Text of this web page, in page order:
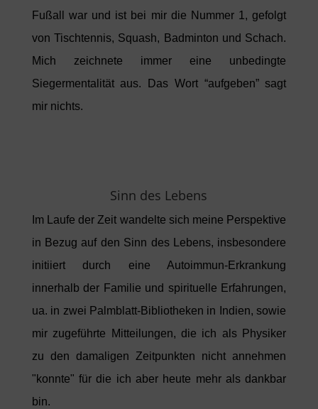
Fußall war und ist bei mir die Nummer 1, gefolgt
von Tischtennis, Squash, Badminton und Schach.
Mich zeichnete immer eine unbedingte
Siegermentalität aus. Das Wort “aufgeben” sagt
mir nichts.
Sinn des Lebens
Im Laufe der Zeit wandelte sich meine Perspektive
in Bezug auf den Sinn des Lebens, insbesondere
initiiert durch eine Autoimmun-Erkrankung
innerhalb der Familie und spirituelle Erfahrungen,
ua. in zwei Palmblatt-Bibliotheken in Indien, sowie
mir zugeführte Mitteilungen, die ich als Physiker
zu den damaligen Zeitpunkten nicht annehmen
"konnte" für die ich aber heute mehr als dankbar
bin.